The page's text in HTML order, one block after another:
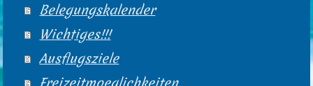
Belegungskalender
Wichtiges!!!
Ausflugsziele